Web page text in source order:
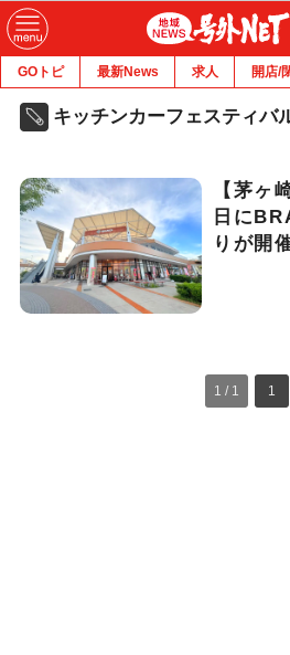
GOトピ 最新News 求人 開店/
キッチンカーフェスティバ
【茅ヶ
日に
りが開
1 / 1 1